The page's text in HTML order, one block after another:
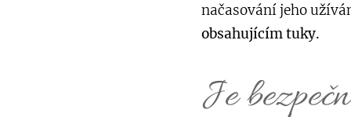
načasování jeho
obsahujícím tuky.
Je